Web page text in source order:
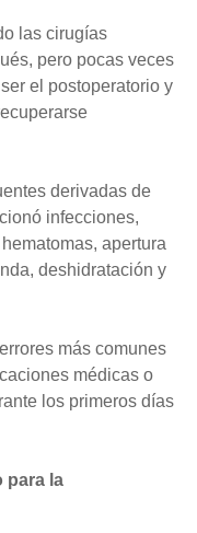
las cirugías
pero pocas veces
el postoperatorio y
derivadas de
infecciones,
apertura
deshidratación y
más comunes
médicas o
los primeros días
para la